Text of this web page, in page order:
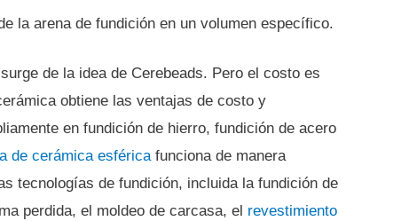
la arena de fundición en un volumen específico.
de la idea de Cerebeads. Pero el costo es
obtiene las ventajas de costo y
en fundición de hierro, fundición de acero
de cerámica esféricafunciona de manera
tecnologías de fundición, incluida la fundición de
perdida, el moldeo de carcasa, el revestimiento